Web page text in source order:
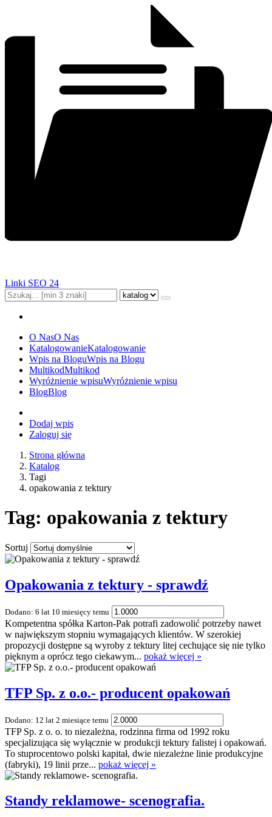
Linki SEO 24
O NasO Nas
KatalogowanieKatalogowanie
Wpis na BloguWpis na Blogu
MultikodMultikod
Wyróżnienie wpisuWyróżnienie wpisu
BlogBlog
Dodaj wpis
Zaloguj się
Strona główna
Katalog
Tagi
opakowania z tektury
Tag: opakowania z tektury
Sortuj
Opakowania z tektury - sprawdź
Dodano: 6 lat 10 miesięcy temu
Kompetentna spółka Karton-Pak potrafi zadowolić potrzeby nawet
w największym stopniu wymagających klientów. W szerokiej
propozycji dostępne są wyroby z tektury litej cechujące się nie tylko
pięknym a oprócz tego ciekawym... pokaż więcej »
TFP Sp. z o.o.- producent opakowań
Dodano: 12 lat 2 miesiące temu
TFP Sp. z o. o. to niezależna, rodzinna firma od 1992 roku
specjalizująca się wyłącznie w produkcji tektury falistej i opakowań.
To stuprocentowo polski kapitał, dwie niezależne linie produkcyjne
(fabryki), 19 linii prze... pokaż więcej »
Standy reklamowe- scenografia.